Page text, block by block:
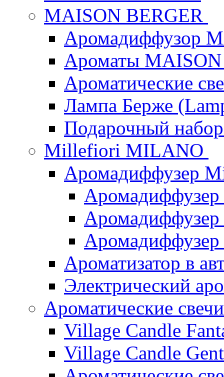
MAISON BERGER
Аромадиффузор
Ароматы
Ароматические
Лампа Берже
Подарочный
Millefiori MILANO
Аромадиффузер
Ароматизатор в
Электрический
Ароматические
Village Candle
Village Candle